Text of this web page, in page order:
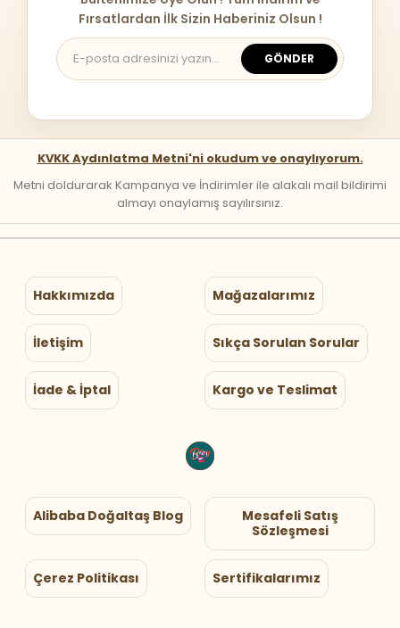
Fırsatlardan İlk Sizin Haberiniz Olsun !
GÖNDER
KVKK Aydınlatma Metni'ni okudum ve onaylıyorum.
Metni doldurarak Kampanya ve İndirimler ile alakalı mail bildirimi
almayı onaylamış sayılırsınız.
Hakkımızda Mağazalarımız
İletişim Sıkça Sorulan Sorular
İade & İptal Kargo ve Teslimat
Alibaba Doğaltaş Blog
Mesafeli Satış
Sözleşmesi
Çerez Politikası Sertifikalarımız